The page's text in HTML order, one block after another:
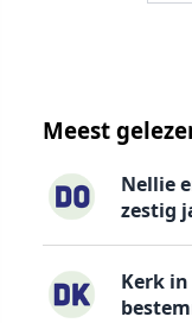
Meest
Nellie
zestig
Kerk